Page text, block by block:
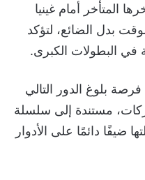
المتأخر أمام غينيا
بدل الضائع، لتؤكد
في البطولات الكبرى.
بلوغ الدور التالي
في آخر 6 مشاركات، مستندة إلى سلسلة
ضيفًا دائمًا على الأدوار